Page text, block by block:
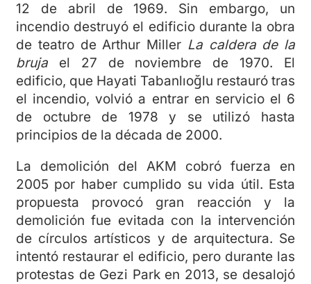
12 de abril de 1969. Sin embargo, un
incendio destruyó el edificio durante la obra
de teatro de Arthur Miller La caldera de la
bruja el 27 de noviembre de 1970. El
edificio, que Hayati Tabanlıoğlu restauró tras
el incendio, volvió a entrar en servicio el 6
de octubre de 1978 y se utilizó hasta
principios de la década de 2000.
La demolición del AKM cobró fuerza en
2005 por haber cumplido su vida útil. Esta
propuesta provocó gran reacción y la
demolición fue evitada con la intervención
de círculos artísticos y de arquitectura. Se
intentó restaurar el edificio, pero durante las
protestas de Gezi Park en 2013, se desalojó